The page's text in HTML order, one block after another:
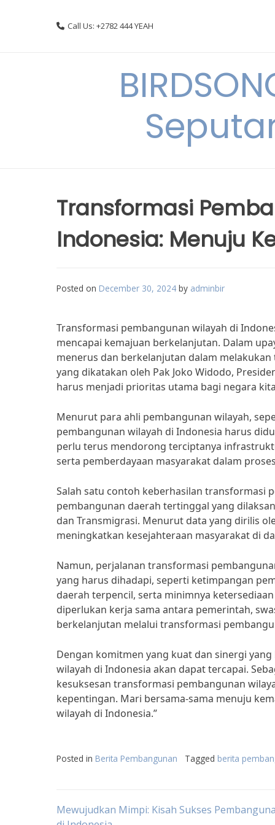
Call Us: +2782 444 YEAH
Transformasi
Indonesia: Menuju
Posted on December 30, 2024 by adminbir
Transformasi pembangunan wilayah di
mencapai kemajuan berkelanjutan. Dalam
menerus dan berkelanjutan dalam
yang dikatakan oleh Pak Joko Widodo,
harus menjadi prioritas utama bagi negara
Menurut para ahli pembangunan wilayah,
pembangunan wilayah di Indonesia harus
perlu terus mendorong terciptanya
serta pemberdayaan masyarakat dalam
Salah satu contoh keberhasilan transformasi
pembangunan daerah tertinggal yang
dan Transmigrasi. Menurut data yang dirilis
meningkatkan kesejahteraan masyarakat di
Namun, perjalanan transformasi
yang harus dihadapi, seperti ketimpangan
daerah terpencil, serta minimnya
diperlukan kerja sama antara pemerintah,
berkelanjutan melalui transformasi
Dengan komitmen yang kuat dan sinergi
wilayah di Indonesia akan dapat tercapai.
kesuksesan transformasi pembangunan
kepentingan. Mari bersama-sama menuju
wilayah di Indonesia.”
Posted in Berita Pembangunan Tagged berita
Post
Mewujudkan Mimpi: Kisah Sukses